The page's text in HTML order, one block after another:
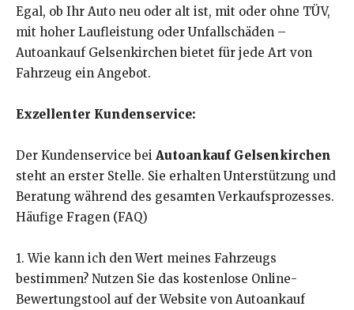
Egal, ob Ihr Auto neu oder alt ist, mit oder ohne TÜV,
mit hoher Laufleistung oder Unfallschäden –
Autoankauf Gelsenkirchen bietet für jede Art von
Fahrzeug ein Angebot.
Exzellenter Kundenservice:
Der Kundenservice bei Autoankauf Gelsenkirchen
steht an erster Stelle. Sie erhalten Unterstützung und
Beratung während des gesamten Verkaufsprozesses.
Häufige Fragen (FAQ)
1. Wie kann ich den Wert meines Fahrzeugs
bestimmen? Nutzen Sie das kostenlose Online-
Bewertungstool auf der Website von Autoankauf